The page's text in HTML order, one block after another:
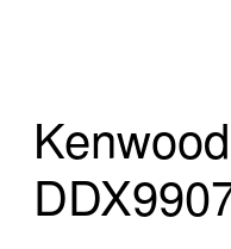
Kenwood